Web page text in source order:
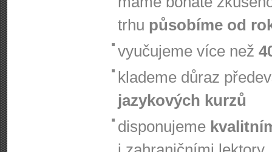
trhu působíme od
vyučujeme více než
klademe důraz
jazykových kurzů
disponujeme